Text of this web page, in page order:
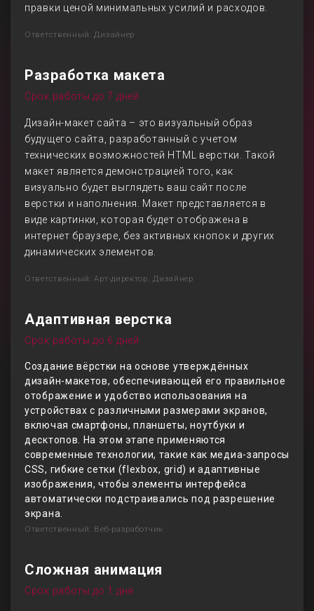
правки ценой минимальных усилий и расходов.
Ответственный: Дизайнер
Разработка макета
Срок работы до 7 дней
Дизайн-макет сайта – это визуальный образ
будущего сайта, разработанный с учетом
технических возможностей HTML верстки. Такой
макет является демонстрацией того, как
визуально будет выглядеть ваш сайт после
верстки и наполнения. Макет представляется в
виде картинки, которая будет отображена в
интернет браузере, без активных кнопок и других
динамических элементов.
Ответственный: Арт-директор, Дизайнер
Адаптивная верстка
Срок работы до 6 дней
Создание вёрстки на основе утверждённых
дизайн-макетов, обеспечивающей его правильное
отображение и удобство использования на
устройствах с различными размерами экранов,
включая смартфоны, планшеты, ноутбуки и
десктопов. На этом этапе применяются
современные технологии, такие как медиа-запросы
CSS, гибкие сетки (flexbox, grid) и адаптивные
изображения, чтобы элементы интерфейса
автоматически подстраивались под разрешение
экрана.
Ответственный: Веб-разработчик
Сложная анимация
Срок работы до 1 дня